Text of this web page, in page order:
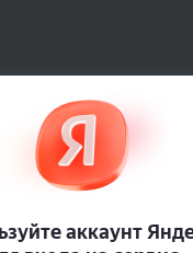
семян Семена на
растений, луковиц цветов
купить семена почтой